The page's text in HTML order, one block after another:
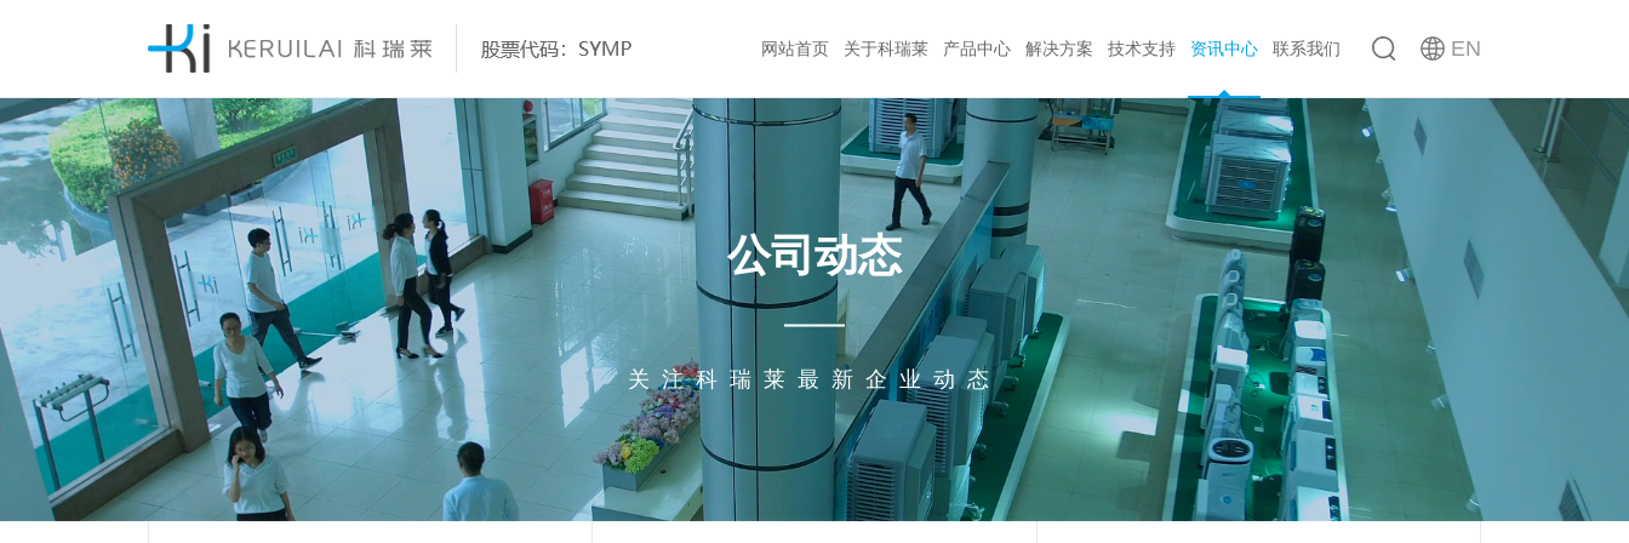
网站首页 关于科瑞莱
科瑞莱公司成立于2001年，经过近22年的积累，已经成
功发展为一家集研发设计、生产加工、销售服务于一身的
大型国际化外资企业。
了解更多
荣誉资质
合作客户
产品中心
科瑞莱一直专注于蒸发式冷气机、冷风扇产品的研发与生
产。科瑞莱研发生产的蒸发式降温产品实现了从300
CMH到100,000 CMH风量的全面覆盖，可以充分满足客
户需求。
了解更多
家用冷风扇
工业大风扇
解决方案
科瑞莱公司精心打造了一支由科技研发人才、生产管理人
才、营销人才组成的专业精英团队。
了解更多
厂房车间
机械加工
农业生产 汽车制造
食品加工 五金模具
技术支持
科瑞莱公司现拥有国内先进的大型蒸发效率实验室、风量
风压测定实验室、噪音测定实验室。
了解更多
资料下载
选型工具
资讯中心
科瑞莱的蒸发冷却技术也被行业高度认可，作为起草组组
长、主要起草单位，科瑞莱公司参与了多项蒸发式冷气
机、冷风扇国家行业标准的制定；并获得国内50多项发
明、实用新型及外观专利。
了解更多
团队风采
联系我们
大家的共同努力下，公司先后获得“广东省著名商标”,“广
东省名牌产品”、“广东省优秀环保企业”、“高新技术企
业”、“国家AAAA级标准化良好行业企业”等多个荣誉称
号。
了解更多
招商加盟
EN
公司动态
关注科瑞莱最新企业动态